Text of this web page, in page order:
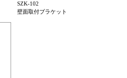
SZK-102
壁面取付ブラケット